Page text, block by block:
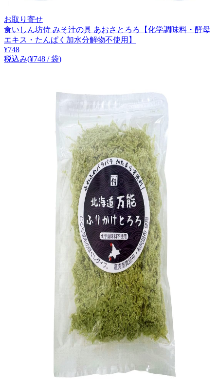
お取り寄せ
食いしん坊侍 みそ汁の具 あおさとろろ【化学調味料・酵母
エキス・たんぱく加水分解物不使用】
¥748
税込み(¥748 / 袋)